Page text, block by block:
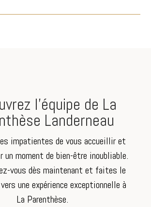
l’équipe de La
Landerneau
impatientes de vous accueillir et
un moment de bien-être inoubliable.
vous dès maintenant et faites le
une expérience exceptionnelle à
La Parenthèse.